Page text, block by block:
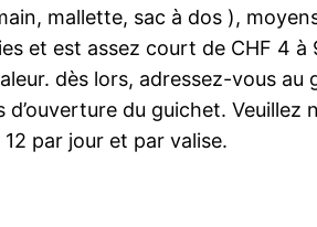
mallette, sac à dos ),
et est assez court de CHF 4 à
dès lors, adressez-vous
du guichet.
par jour et par valise.